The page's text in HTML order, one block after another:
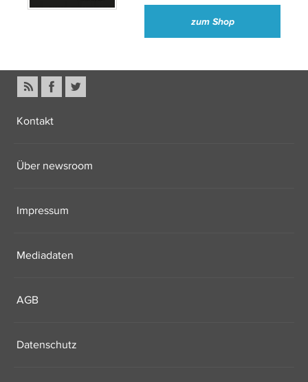
zum Shop
Kontakt
Über newsroom
Impressum
Mediadaten
AGB
Datenschutz